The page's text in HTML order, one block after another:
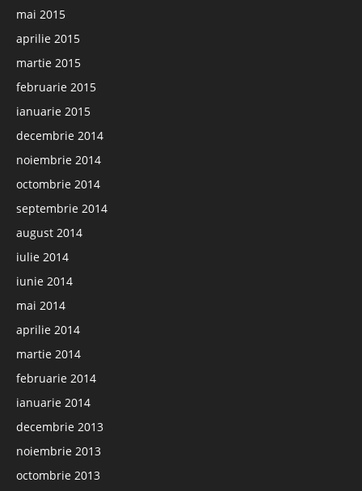
mai 2015
aprilie 2015
martie 2015
februarie 2015
ianuarie 2015
decembrie 2014
noiembrie 2014
octombrie 2014
septembrie 2014
august 2014
iulie 2014
iunie 2014
mai 2014
aprilie 2014
martie 2014
februarie 2014
ianuarie 2014
decembrie 2013
noiembrie 2013
octombrie 2013